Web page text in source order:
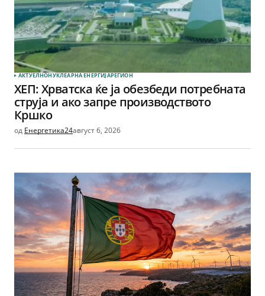
АКТУЕЛНОНУКЛЕАРНА ЕНЕРГИЈАРЕГИОН
ХЕП: Хрватска ќе ја обезбеди потребната
струја и ако запре производството
Кршко
од Енергетика24август 6, 2026